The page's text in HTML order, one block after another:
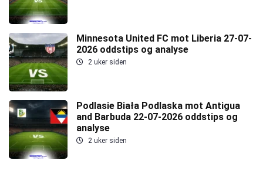
Minnesota United FC mot Liberia 27-07-
2026 oddstips og analyse
2 uker siden
Podlasie Biała Podlaska mot Antigua
and Barbuda 22-07-2026 oddstips og
analyse
2 uker siden